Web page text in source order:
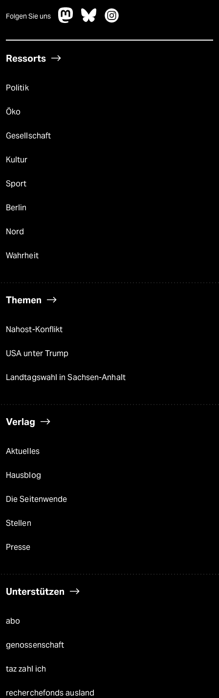
Folgen Sie uns
Ressorts
Politik
Öko
Gesellschaft
Kultur
Sport
Berlin
Nord
Wahrheit
Themen
Nahost-Konflikt
USA unter Trump
Landtagswahl in Sachsen-Anhalt
Verlag
Aktuelles
Hausblog
Die Seitenwende
Stellen
Presse
Unterstützen
abo
genossenschaft
taz zahl ich
recherchefonds ausland